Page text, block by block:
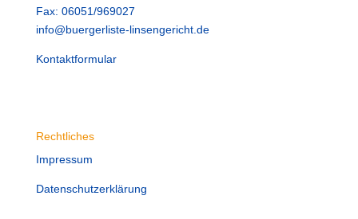
Fax: 06051/969027
info@buergerliste-linsengericht.de
Kontaktformular
Rechtliches
Impressum
Datenschutzerklärung